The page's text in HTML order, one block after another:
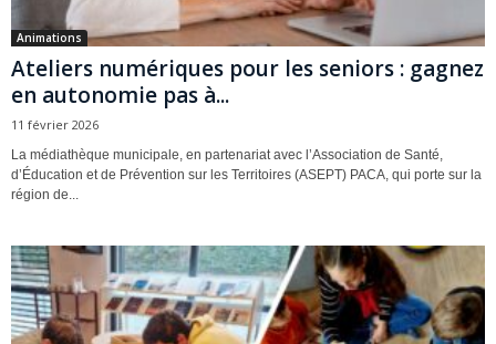
Animations
Ateliers numériques pour les seniors : gagnez
en autonomie pas à...
11 février 2026
La médiathèque municipale, en partenariat avec l’Association de Santé,
d’Éducation et de Prévention sur les Territoires (ASEPT) PACA, qui porte sur la
région de...